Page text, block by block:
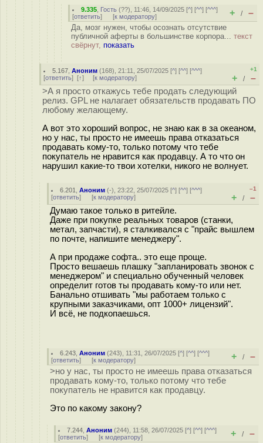
9.335 Гость (??), 11:46, 14/09/2025 [^] [^^] [^^^]
[ответить] [к модератору] + / –
Да, мозг нужен, чтобы осознать отсутствие
публичной аферты в большинстве корпора... текст
свёрнут, показать
5.167 ,Аноним (168), 21:11, 25/07/2025 [^] [^^] [^^^]
[ответить] [↑] [к модератору]
+1
+ / –
>А я просто откажусь тебе продать следующий
релиз. GPL не налагает обязательств продавать ПО
любому желающему.
А вот это хороший вопрос, не знаю как в за океаном,
но у нас, ты просто не имеешь права отказаться
продавать кому-то, только потому что тебе
покупатель не нравится как продавцу. А то что он
нарушил какие-то твои хотелки, никого не волнует.
6.201 ,Аноним (-), 23:22, 25/07/2025 [^] [^^] [^^^]
[ответить] [к модератору]
–1
+ / –
Думаю такое только в ритейле.
Даже при покупке реальных товаров (станки,
метал, запчасти), я сталкивался с "прайс вышлем
по почте, напишите менеджеру".
А при продаже софта.. это еще проще.
Просто вешаешь плашку "запланировать звонок с
менеджером" и специально обученный человек
определит готов ты продавать кому-то или нет.
Банально отшивать "мы работаем только с
крупными заказчиками, опт 1000+ лицензий".
И всё, не подкопаешься.
6.243 ,Аноним (243), 11:31, 26/07/2025 [^] [^^] [^^^]
[ответить] [к модератору] + / –
>но у нас, ты просто не имеешь права отказаться
продавать кому-то, только потому что тебе
покупатель не нравится как продавцу.
Это по какому закону?
7.244 ,Аноним (244), 11:58, 26/07/2025 [^] [^^] [^^^]
[ответить] [к модератору] + / –